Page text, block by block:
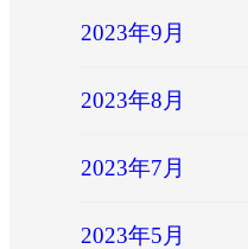
2023年9月
2023年8月
2023年7月
2023年5月